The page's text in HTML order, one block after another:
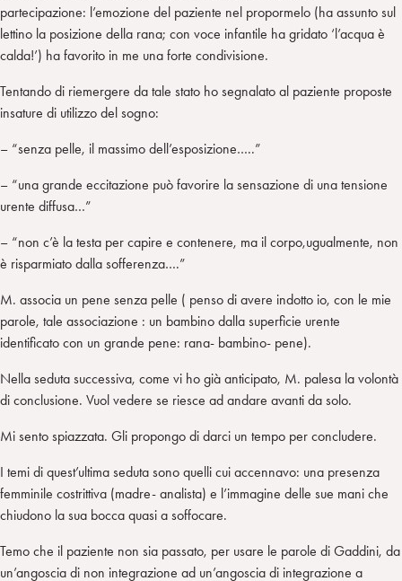
partecipazione: l’emozione del paziente nel propormelo (ha assunto sul
lettino la posizione della rana; con voce infantile ha gridato ‘l’acqua è
calda!’) ha favorito in me una forte condivisione.
Tentando di riemergere da tale stato ho segnalato al paziente proposte
insature di utilizzo del sogno:
– “senza pelle, il massimo dell’esposizione…..”
– “una grande eccitazione può favorire la sensazione di una tensione
urente diffusa…”
– “non c’è la testa per capire e contenere, ma il corpo,ugualmente, non
è risparmiato dalla sofferenza….”
M. associa un pene senza pelle ( penso di avere indotto io, con le mie
parole, tale associazione : un bambino dalla superficie urente
identificato con un grande pene: rana- bambino- pene).
Nella seduta successiva, come vi ho già anticipato, M. palesa la volontà
di conclusione. Vuol vedere se riesce ad andare avanti da solo.
Mi sento spiazzata. Gli propongo di darci un tempo per concludere.
I temi di quest’ultima seduta sono quelli cui accennavo: una presenza
femminile costrittiva (madre- analista) e l’immagine delle sue mani che
chiudono la sua bocca quasi a soffocare.
Temo che il paziente non sia passato, per usare le parole di Gaddini, da
un’angoscia di non integrazione ad un’angoscia di integrazione a